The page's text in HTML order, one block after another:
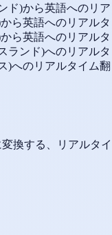
ド)から英語へのリア
ら英語へのリアルタ
ら英語へのリアルタ
ランド)へのリアルタ
)へのリアルタイム翻
換する、リアルタイ